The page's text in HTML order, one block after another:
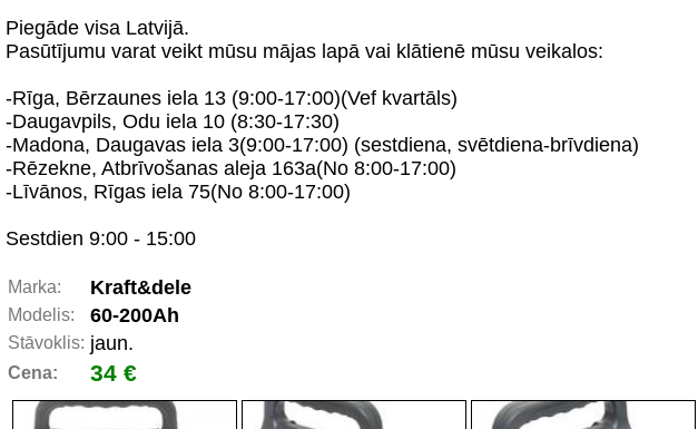
Piegāde visa Latvijā.
Pasūtījumu varat veikt mūsu mājas lapā vai klātienē mūsu veikalos:
-Rīga, Bērzaunes iela 13 (9:00-17:00)(Vef kvartāls)
-Daugavpils, Odu iela 10 (8:30-17:30)
-Madona, Daugavas iela 3(9:00-17:00) (sestdiena, svētdiena-brīvdiena)
-Rēzekne, Atbrīvošanas aleja 163a(No 8:00-17:00)
-Līvānos, Rīgas iela 75(No 8:00-17:00)
Sestdien 9:00 - 15:00
Marka: Kraft&dele
Modelis: 60-200Ah
Stāvoklis: jaun.
Cena: 34 €